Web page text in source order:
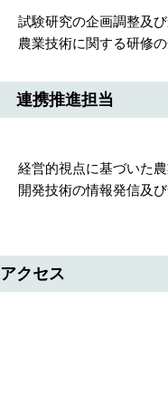
試験研究の企画調整及
農業技術に関する研修
連携推進担当
経営的視点に基づいた
開発技術の情報発信及
アクセス